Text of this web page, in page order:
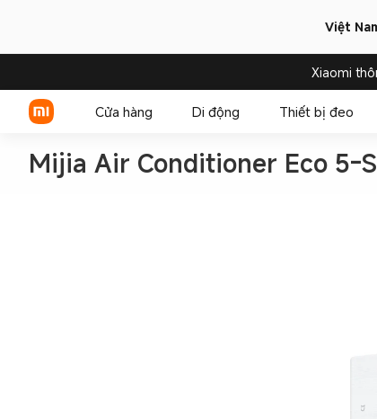
Việt
Xiaomi
Cửa hàng Di động Thiết bị đeo
Mijia Air Conditioner Eco 5-